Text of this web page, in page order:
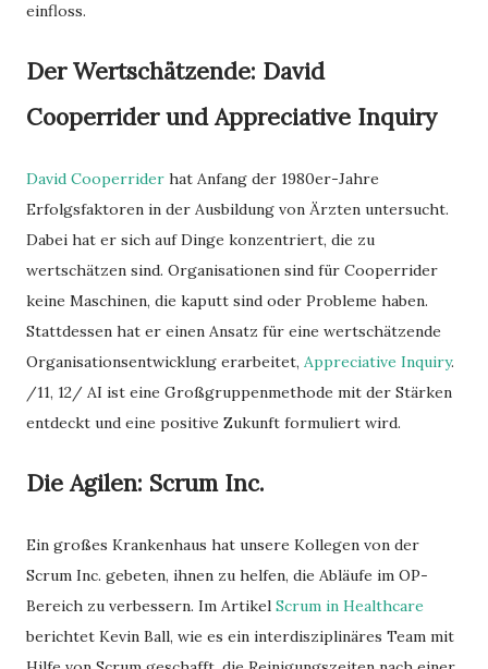
einfloss.
Der Wertschätzende: David
Cooperrider und Appreciative Inquiry
David Cooperrider hat Anfang der 1980er-Jahre
Erfolgsfaktoren in der Ausbildung von Ärzten untersucht.
Dabei hat er sich auf Dinge konzentriert, die zu
wertschätzen sind. Organisationen sind für Cooperrider
keine Maschinen, die kaputt sind oder Probleme haben.
Stattdessen hat er einen Ansatz für eine wertschätzende
Organisationsentwicklung erarbeitet, Appreciative Inquiry.
/11, 12/ AI ist eine Großgruppenmethode mit der Stärken
entdeckt und eine positive Zukunft formuliert wird.
Die Agilen: Scrum Inc.
Ein großes Krankenhaus hat unsere Kollegen von der
Scrum Inc. gebeten, ihnen zu helfen, die Abläufe im OP-
Bereich zu verbessern. Im Artikel Scrum in Healthcare
berichtet Kevin Ball, wie es ein interdisziplinäres Team mit